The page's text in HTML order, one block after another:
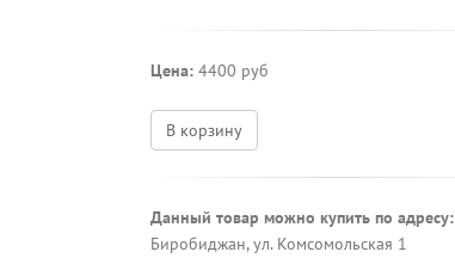
Цена: 4400 руб
В корзину
Данный товар можно купить по адресу:
Биробиджан, ул. Комсомольская 1